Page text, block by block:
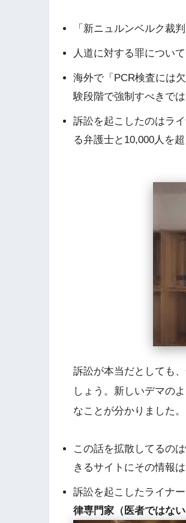
「新ニュルンベルク裁
人道に対する罪につい
海外で「PCR検査には
験段階で強制すべきで
訴訟を起こしたのはラ
る弁護士と10,000人を
訴訟が本当だとしても
しょう。新しいデマの
なことが分かりました。
この話を拡散してるの
きるサイトにその情報は
訴訟を起こしたライナ
律専門家（医者ではない